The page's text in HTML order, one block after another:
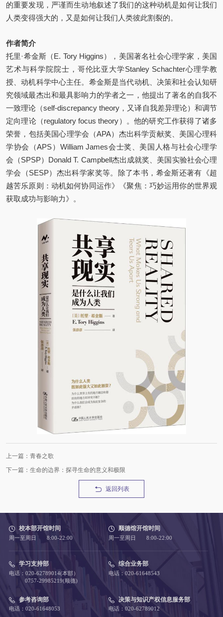
的重要发现，严谨而生动地叙述了我们的这种动机是如何让我们
人类变得强大的，又是如何让我们人类彼此割裂的。
作者简介
托里·希金斯（E. Tory Higgins），美国著名社会心理学家，美国
艺术与科学院院士，哥伦比亚大学Stanley Schachter心理学教
授、动机科学中心主任。希金斯是当代动机、决策和社会认知研
究领域最杰出和最具影响力的学者之一，他提出了著名的自我不
一致理论（self-discrepancy theory，又译自我差异理论）和调节
定向理论（regulatory focus theory）。他的研究工作获得了诸多
荣誉，包括美国心理学会（APA）杰出科学贡献奖、美国心理科
学协会（APS）William James会士奖、美国人格与社会心理学
会（SPSP）Donald T. Campbell杰出成就奖、美国实验社会心理
学会（SESP）杰出科学家奖等。除了本书，希金斯还著有《超
越苦乐原则：动机如何协同运作》《聚焦：巧妙运用你的世界观
获取成功与影响力》。
上一篇：青春之歌
下一篇：生命的边界：探寻生命的意义和极限
返回列表
校本部开馆时间
周一至周日 8:00-22:00
顺德馆开馆时间
周一至周日 8:00-22:00
学习支持部
电话：020-62789014(本部）
0757-29985219(顺德)
综合业务部
电话：020-61648543
参考咨询部
电话：020-61648053
决策与知识产权信息服务部
电话：020-62789012